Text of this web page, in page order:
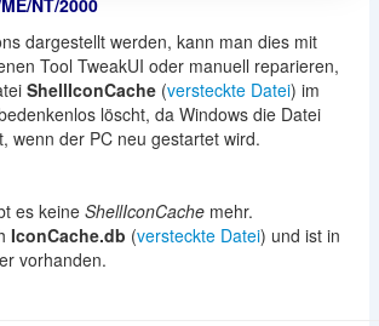
dargestellt werden, kann man dies mit
Tool TweakUI oder manuell reparieren,
ShellIconCache(versteckte Datei) im
löscht, da Windows die Datei
wenn der PC neu gestartet wird.
es keine ShellIconCachemehr.
IconCache.db (versteckte Datei) und ist in
vorhanden.